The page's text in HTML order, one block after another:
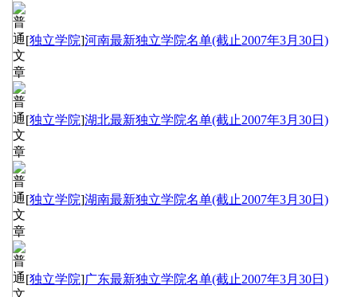
[独立学院]河南最新独立学院名单(截止2007年3月30日)
[独立学院]湖北最新独立学院名单(截止2007年3月30日)
[独立学院]湖南最新独立学院名单(截止2007年3月30日)
[独立学院]广东最新独立学院名单(截止2007年3月30日)